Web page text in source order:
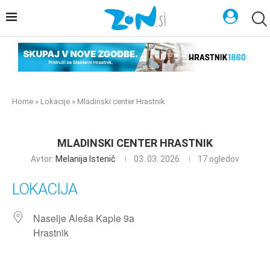
Home » Lokacije » Mladinski center Hrastnik
MLADINSKI CENTER HRASTNIK
Avtor: Melanija Istenič 03. 03. 2026 17 ogledov
LOKACIJA
Naselje Aleša Kaple 9a
Hrastnik